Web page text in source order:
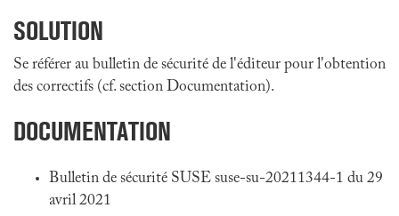
SOLUTION
Se référer au bulletin de sécurité de l'éditeur pour l'obtention
des correctifs (cf. section Documentation).
DOCUMENTATION
Bulletin de sécurité SUSE suse-su-20211344-1 du 29
avril 2021